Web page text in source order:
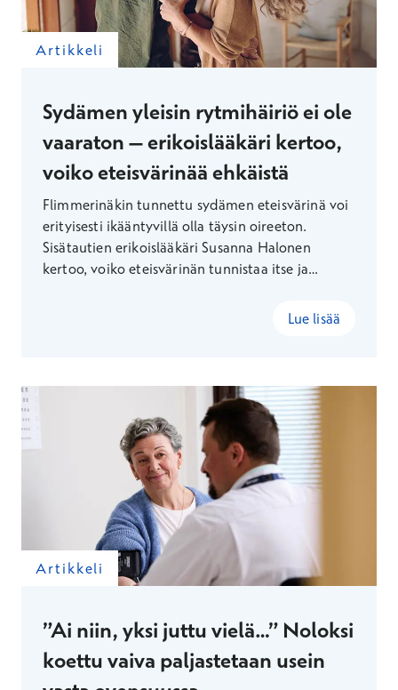
Artikkeli
Sydämen yleisin rytmihäiriö ei ole
vaaraton – erikoislääkäri kertoo,
voiko eteisvärinää ehkäistä
Flimmerinäkin tunnettu sydämen eteisvärinä voi
erityisesti ikääntyvillä olla täysin oireeton.
Sisätautien erikoislääkäri Susanna Halonen
kertoo, voiko eteisvärinän tunnistaa itse ja
Lue lisää
Artikkeli
”Ai niin, yksi juttu vielä…” Noloksi
koettu vaiva paljastetaan usein